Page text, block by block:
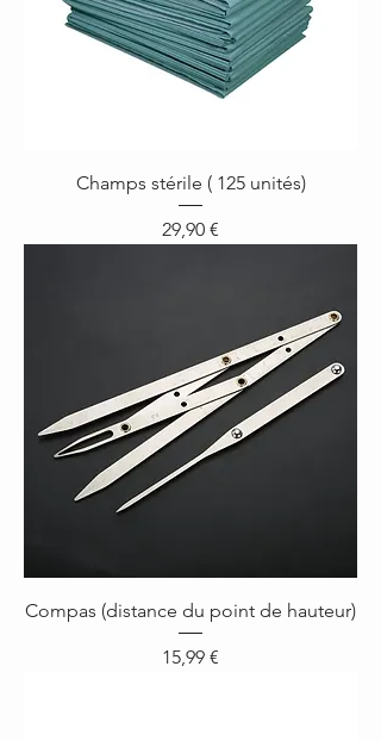
Champs stérile ( 125 unités)
Prix
29,90 €
Compas (distance du point de hauteur)
Prix
15,99 €